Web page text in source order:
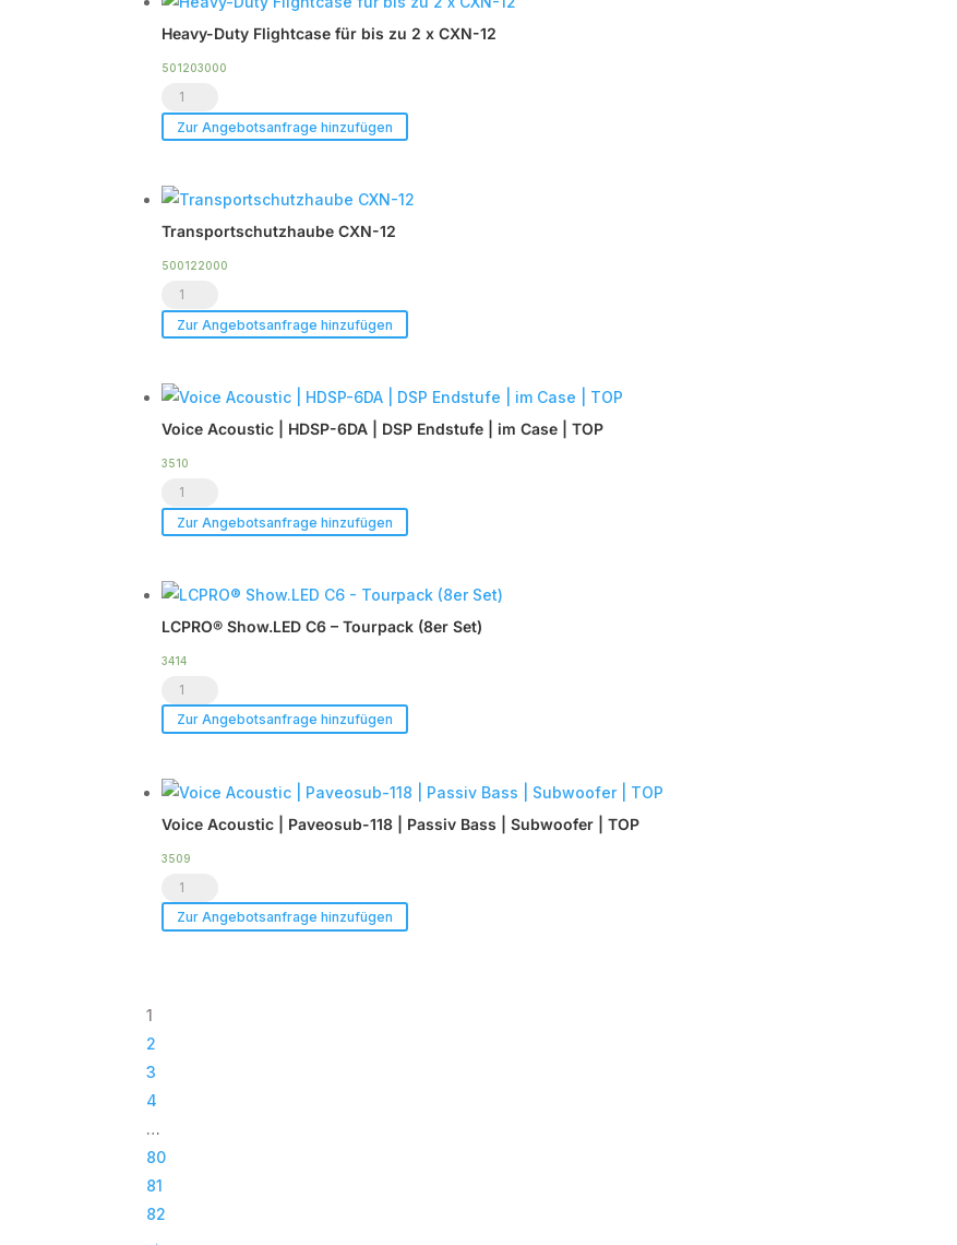
Menge
Heavy-Duty Flightcase für bis zu 2 x CXN-12
501203000
Heavy-
Duty
bis
zu
2
CXN-
Menge
Zur Angebotsanfrage hinzufügen
Transportschutzhaube CXN-12
500122000
Transportschutzhaube
CXN-
Zur Angebotsanfrage hinzufügen
Voice Acoustic | HDSP-6DA | DSP Endstufe | im Case | TOP
3510
Voice
Acoustic
6DA
|
DSP
Endstufe
|
TOP
Menge
Zur Angebotsanfrage hinzufügen
LCPRO® Show.LED C6 – Tourpack (8er Set)
3414
LCPRO®
Show.LED
Tourpack
(8er
Set)
Menge
Zur Angebotsanfrage hinzufügen
Voice Acoustic | Paveosub-118 | Passiv Bass | Subwoofer | TOP
3509
Voice
Acoustic
|
TOP
Menge
Zur Angebotsanfrage hinzufügen
1
2
3
4
…
80
81
82